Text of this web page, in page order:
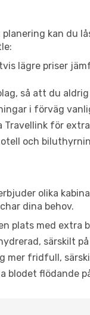
kan du
lägre priser
så att du
i förväg
för
och
olika
dina behov.
plats med extra
särskilt på
mer fridfull,
blodet flödande